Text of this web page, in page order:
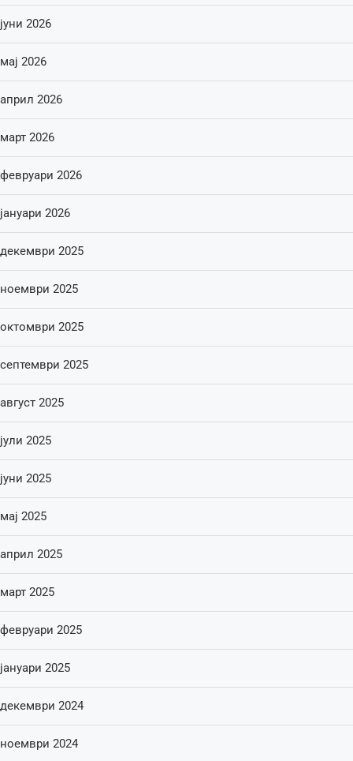
јуни 2026
мај 2026
април 2026
март 2026
февруари 2026
јануари 2026
декември 2025
ноември 2025
октомври 2025
септември 2025
август 2025
јули 2025
јуни 2025
мај 2025
април 2025
март 2025
февруари 2025
јануари 2025
декември 2024
ноември 2024